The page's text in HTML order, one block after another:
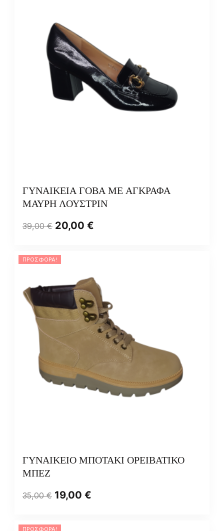
ΓΥΝΑΙΚΕΙΑ ΓΟΒΑ ΜΕ ΑΓΚΡΑΦΑ
ΜΑΥΡΗ ΛΟΥΣΤΡΙΝ
39,00€ 20,00 €
ΠΡΟΣΦΟΡΆ!
ΓΥΝΑΙΚΕΙΟ ΜΠΟΤΑΚΙ ΟΡΕΙΒΑΤΙΚΟ
ΜΠΕΖ
35,00€ 19,00 €
ΠΡΟΣΦΟΡΆ!